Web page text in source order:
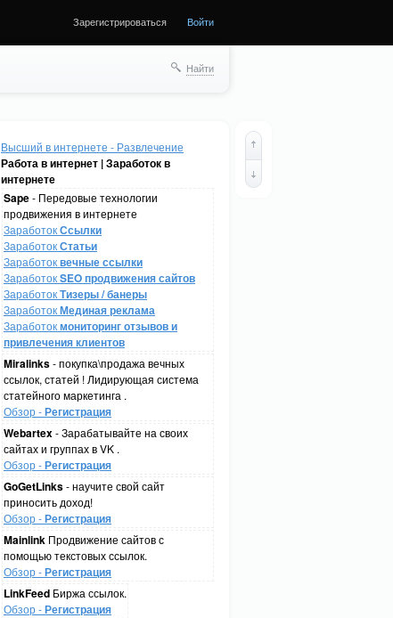
Зарегистрироваться Войти
Найти
Высший в интернете - Развлечение
Работа в интернет | Заработок в
интернете
Sape- Передовые технологии
продвижения в интернете
ЗаработокСсылки
ЗаработокСтатьи
Заработоквечные ссылки
ЗаработокSEO продвижения сайтов
ЗаработокТизеры / банеры
ЗаработокМединая реклама
Заработокмониторинг отзывов и
привлечения клиентов
Miralinks- покупка\продажа вечных
ссылок, статей ! Лидирующая система
статейного маркетинга .
Обзор -Регистрация
Webartex- Зарабатывайте на своих
сайтах и группах в VK .
Обзор -Регистрация
GoGetLinks- научите свой сайт
приносить доход!
Обзор -Регистрация
Mainlink Продвижение сайтов с
помощью текстовых ссылок.
Обзор -Регистрация
LinkFeed Биржа ссылок.
Обзор -Регистрация